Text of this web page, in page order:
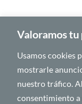
Valoramos
Usamos cookies
mostrarle
nuestro tráfico.
consentimiento a
Blog
About Us